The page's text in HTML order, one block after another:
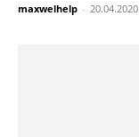
maxwelhelp - 20.04.2020